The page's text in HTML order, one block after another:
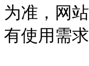
为准， 网
有使用需